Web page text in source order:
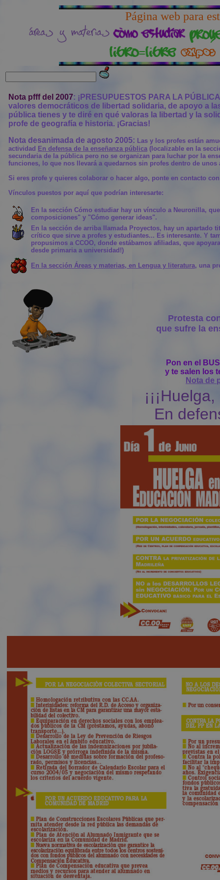
Página web para
Nota pfff del 2007: ¡PRESUPUESTOS PARA LA
valores democráticos de libertad solidaria, de apoyo a
pública tienes y te diré en qué valoras la libertad y la
profe de geografía e historia. ¡Gracias!
Nota desanimada de agosto 2005: Las y los profes están
actividad
En defensa de la enseñanza pública (localizable en la
secundaria de la pública pero no se organizan para luchar por la
funciones, lo que nos llevará a quedarnos sin profes dentro de
Si eres profe y quieres colaborar o hacer algo, ponte en contacto
Vínculos puestos por aquí que podrían interesarte:
En la sección Cómo estudiar hay un vínculo a Neuronilla,
composiciones" y "Cómo generar ideas".
En la sección de arriba llamada Proyectos, hay un apartado
crítico que sirve a profes y estudiantes... Es interesante. Y
propusimos a CCOO, donde estábamos afiliadas, que
desde primaria a universidad!)
En la sección Áreas y materias, en Lengua y literatura, una
Protesta
que sufre la
Pon en el
y te salen los
Nota de
En